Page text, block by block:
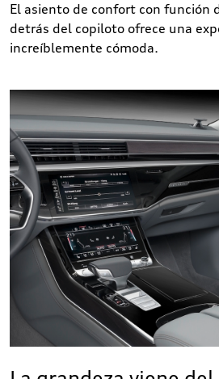
El asiento de confort con función
detrás del copiloto ofrece una
increíblemente cómoda.